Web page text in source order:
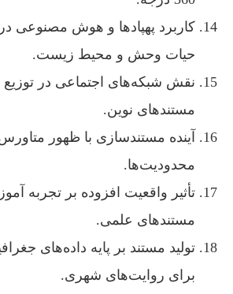
کاربرد پهپادها و هوش مصنوعی
حیات وحش و محیط زیست.
نقش شبکه‌های اجتماعی در توزیع
مستندهای نوین.
آینده مستندسازی با ظهور
محدودیت‌ها.
تأثیر واقعیت افزوده بر تجربه
مستندهای علمی.
برای روایت‌های شهری.